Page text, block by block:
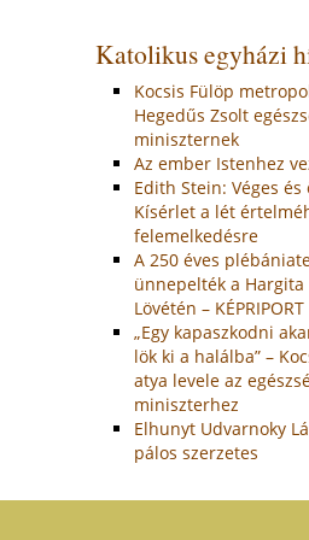
Katolikus egyházi
Kocsis Fülöp
Hegedűs Zsolt
miniszternek
Az ember Istenhez
Edith Stein: Véges és
Kísérlet a lét
felemelkedésre
A 250 éves
ünnepelték a Hargita
Lövétén – KÉPRIPORT
„Egy kapaszkodni
lök ki a halálba” –
atya levele az
miniszterhez
Elhunyt Udvarnoky
pálos szerzetes